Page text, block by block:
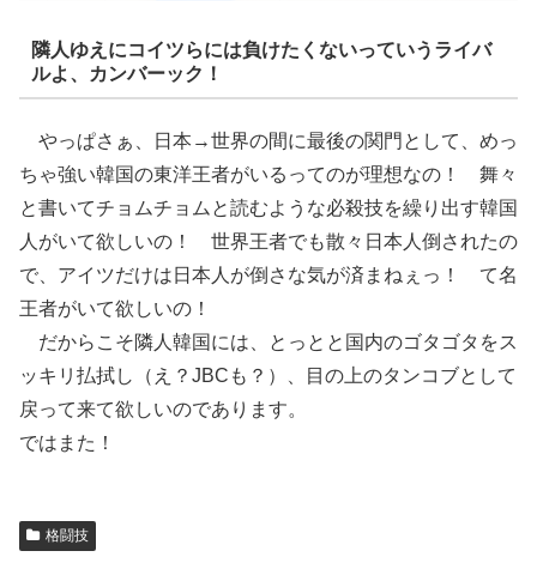
隣人ゆえにコイツらには負けたくないっていうライバ
ルよ、カンバーック！
やっぱさぁ、日本→世界の間に最後の関門として、めっ
ちゃ強い韓国の東洋王者がいるってのが理想なの！ 舞々
と書いてチョムチョムと読むような必殺技を繰り出す韓国
人がいて欲しいの！ 世界王者でも散々日本人倒されたの
で、アイツだけは日本人が倒さな気が済まねぇっ！ て名
王者がいて欲しいの！
だからこそ隣人韓国には、とっとと国内のゴタゴタをス
ッキリ払拭し（え？JBCも？）、目の上のタンコブとして
戻って来て欲しいのであります。
ではまた！
格闘技